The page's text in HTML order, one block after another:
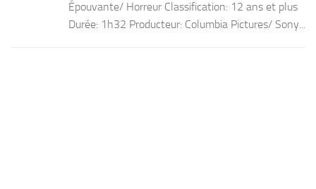
Épouvante/ Horreur Classification: 12 ans et plus
Durée: 1h32 Producteur: Columbia Pictures/ Sony...